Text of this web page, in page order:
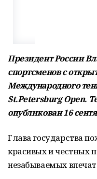
Президент России
спортсменов с
Международного
St.Petersburg Open.
опубликован 16
Глава государства
красивых и честных
незабываемых